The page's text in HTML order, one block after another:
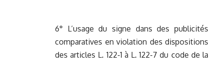
6° L’usage du signe dans des publicités
comparatives en violation des dispositions
des articles L. 122-1 à L. 122-7 du code de la